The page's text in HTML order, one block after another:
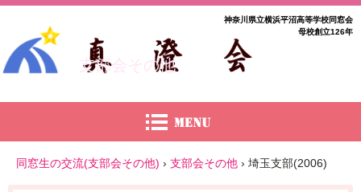
支部会その他
神奈川県立横浜平沼高等学校同窓会
母校創立126年
同窓生の交流(支部会その他) › 支部会その他 › 埼玉支部(2006)